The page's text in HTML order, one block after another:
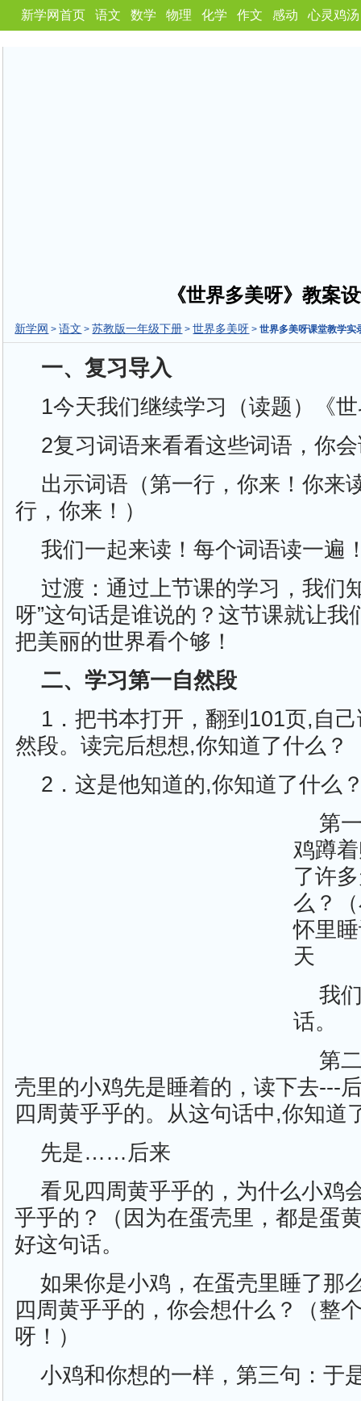
新学网首页 语文 数学 物理 化学 作文 感动 心灵鸡汤
《世界多美呀》教案
新学网 >语文 > 苏教版一年级下册 >世界多美呀 >世界多美呀课堂教学实
一、复习导入
1今天我们继续学习（读题）《
2复习词语来看看这些词语，你
出示词语（第一行，你来！你来
行，你来！）
我们一起来读！每个词语读一遍
过渡：通过上节课的学习，我们
呀”这句话是谁说的？这节课就让我
把美丽的世界看个够！
二、学习第一自然段
1．把书本打开，翻到101页,自
然段。读完后想想,你知道了什么？
2．这是他知道的,你知道了什么
第
鸡蹲
了许
么？
怀里
天
我
话。
第
壳里的小鸡先是睡着的，读下去---
四周黄乎乎的。从这句话中,你知道
先是……后来
看见四周黄乎乎的，为什么小鸡
乎乎的？（因为在蛋壳里，都是蛋
好这句话。
如果你是小鸡，在蛋壳里睡了那
四周黄乎乎的，你会想什么？（整
呀！）
小鸡和你想的一样，第三句：